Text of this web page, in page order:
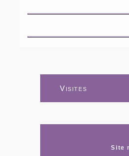
Visites
Site